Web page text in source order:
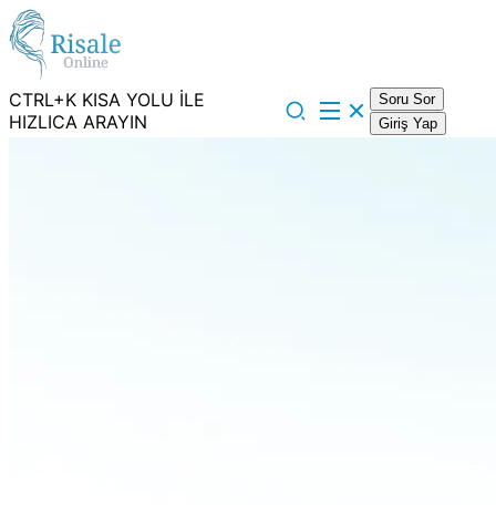
CTRL+K KISA YOLU İLE
HIZLICA ARAYIN
Soru Sor
Giriş Yap